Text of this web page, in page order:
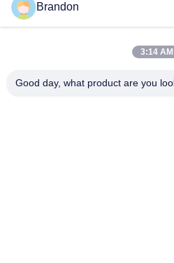
Goyen Type CA45DD 1 1/2 '' Pulse
Series
CA45T 1 1/2 "Van phản lực xung
Brandon
3:14 AM
Good day, what product are you